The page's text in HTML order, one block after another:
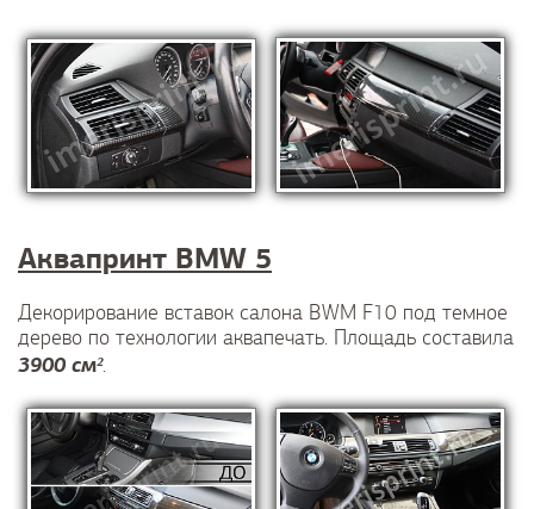
Аквапринт BMW 5
Декорирование вставок салона BWM F10 под темное
дерево по технологии аквапечать. Площадь составила
3900 см².